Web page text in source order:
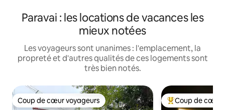
Paravai : les locations de vacances les
mieux notées
Les voyageurs sont unanimes : l'emplacement, la
propreté et d'autres qualités de ces logements sont
très bien notés.
Coup de cœur voyageurs
Coup de cœur voyageurs Coup de cœur
Coup de cœur